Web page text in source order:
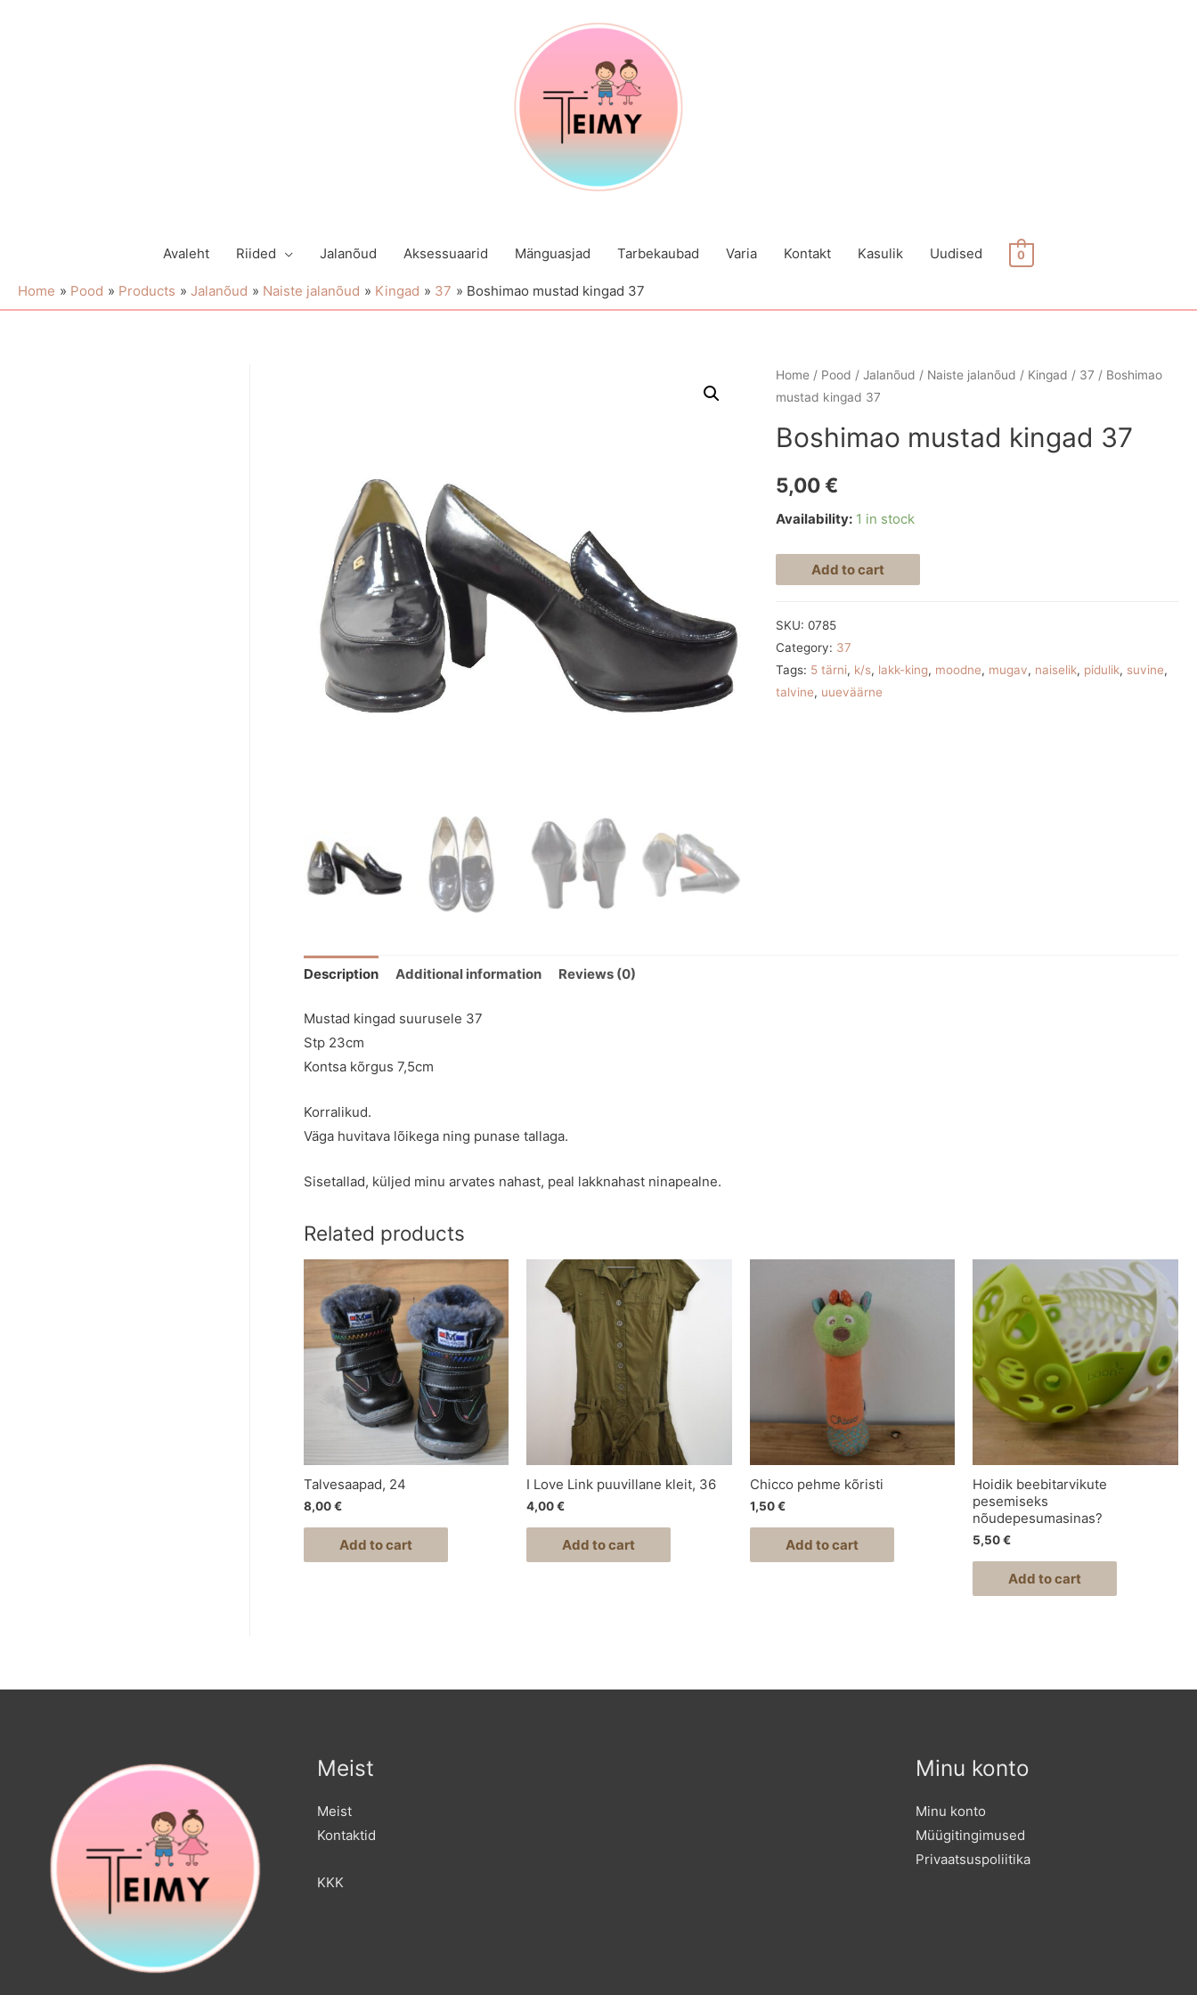
Avaleht Riided Jalanõud Aksessuaarid Mänguasjad Tarbekaubad Varia Kontakt Kasulik Uudised 0
Home Pood Products Jalanõud Naiste jalanõud Kingad 37 Boshimao mustad kingad 37
Home / Pood /Jalanõud / Naiste jalanõud / Kingad / 37 / Boshimao
mustad kingad 37
Boshimao mustad kingad 37
5,00€
Availability: 1 in stock
Add to cart
SKU:0785
Category: 37
Tags: 5 tärni, k/s, lakk-king, moodne, mugav, naiselik, pidulik, suvine,
talvine, uueväärne
Description Additional information Reviews (0)
Mustad kingad suurusele 37
Stp 23cm
Kontsa kõrgus 7,5cm
Korralikud.
Väga huvitava lõikega ning punase tallaga.
Sisetallad, küljed minu arvates nahast, peal lakknahast ninapealne.
Related products
Talvesaapad, 24
8,00€
Add to cart
I Love Link puuvillane kleit, 36
4,00€
Add to cart
Chicco pehme kõristi
1,50€
Add to cart
Hoidik beebitarvikute
pesemiseks
nõudepesumasinas?
5,50€
Add to cart
Meist
Meist
Kontaktid
KKK
Minu konto
Minu konto
Müügitingimused
Privaatsuspoliitika